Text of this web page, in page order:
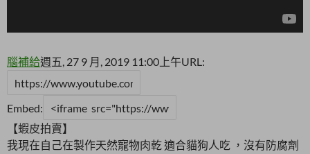
腦補給週五, 27 9 月, 2019 11:00上午URL:
Embed:
【蝦皮拍賣】
我現在自己在製作天然寵物肉乾 適合貓狗人吃 ，沒有防腐劑